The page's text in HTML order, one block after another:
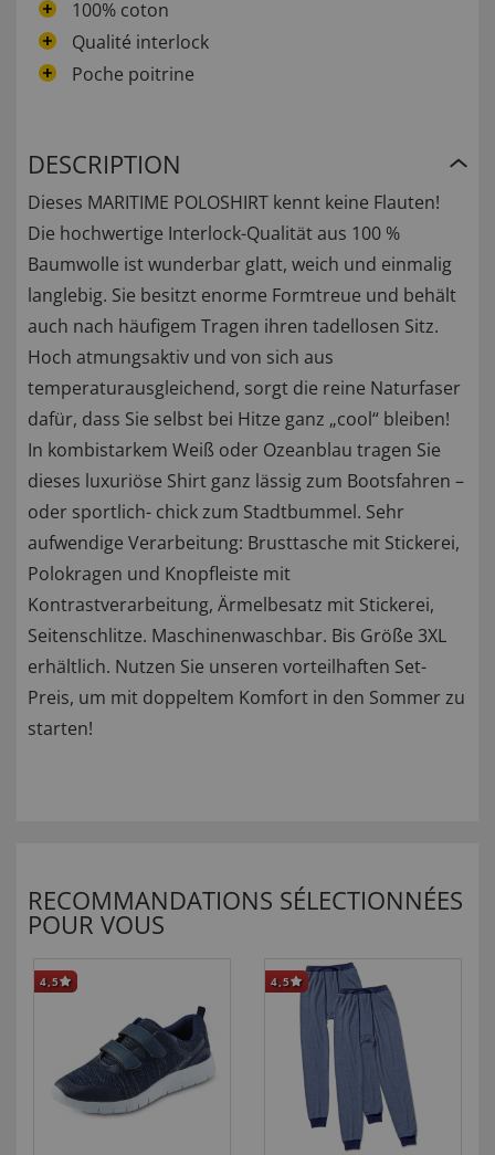
100% coton
Qualité interlock
Poche poitrine
DESCRIPTION
Dieses MARITIME POLOSHIRT kennt keine Flauten!
Die hochwertige Interlock-Qualität aus 100 %
Baumwolle ist wunderbar glatt, weich und einmalig
langlebig. Sie besitzt enorme Formtreue und behält
auch nach häufigem Tragen ihren tadellosen Sitz.
Hoch atmungsaktiv und von sich aus
temperaturausgleichend, sorgt die reine Naturfaser
dafür, dass Sie selbst bei Hitze ganz „cool“ bleiben!
In kombistarkem Weiß oder Ozeanblau tragen Sie
dieses luxuriöse Shirt ganz lässig zum Bootsfahren –
oder sportlich- chick zum Stadtbummel. Sehr
aufwendige Verarbeitung: Brusttasche mit Stickerei,
Polokragen und Knopfleiste mit
Kontrastverarbeitung, Ärmelbesatz mit Stickerei,
Seitenschlitze. Maschinenwaschbar. Bis Größe 3XL
erhältlich. Nutzen Sie unseren vorteilhaften Set-
Preis, um mit doppeltem Komfort in den Sommer zu
starten!
RECOMMANDATIONS SÉLECTIONNÉES
POUR VOUS
4,5 4,5